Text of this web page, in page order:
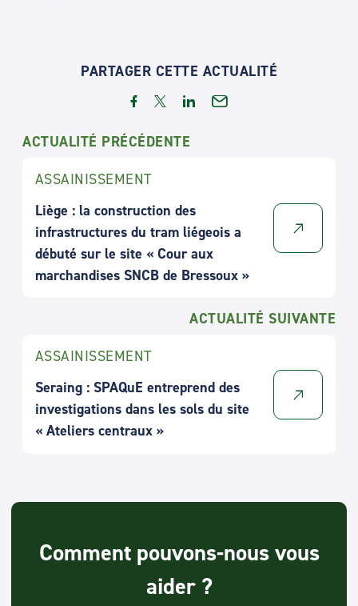
PARTAGER CETTE ACTUALITÉ
ACTUALITÉ PRÉCÉDENTE
ASSAINISSEMENT
Liège : la construction des
infrastructures du tram liégeois a
débuté sur le site « Cour aux
marchandises SNCB de Bressoux »
ACTUALITÉ SUIVANTE
ASSAINISSEMENT
Seraing : SPAQuE entreprend des
investigations dans les sols du site
« Ateliers centraux »
Comment pouvons-nous vous
aider ?